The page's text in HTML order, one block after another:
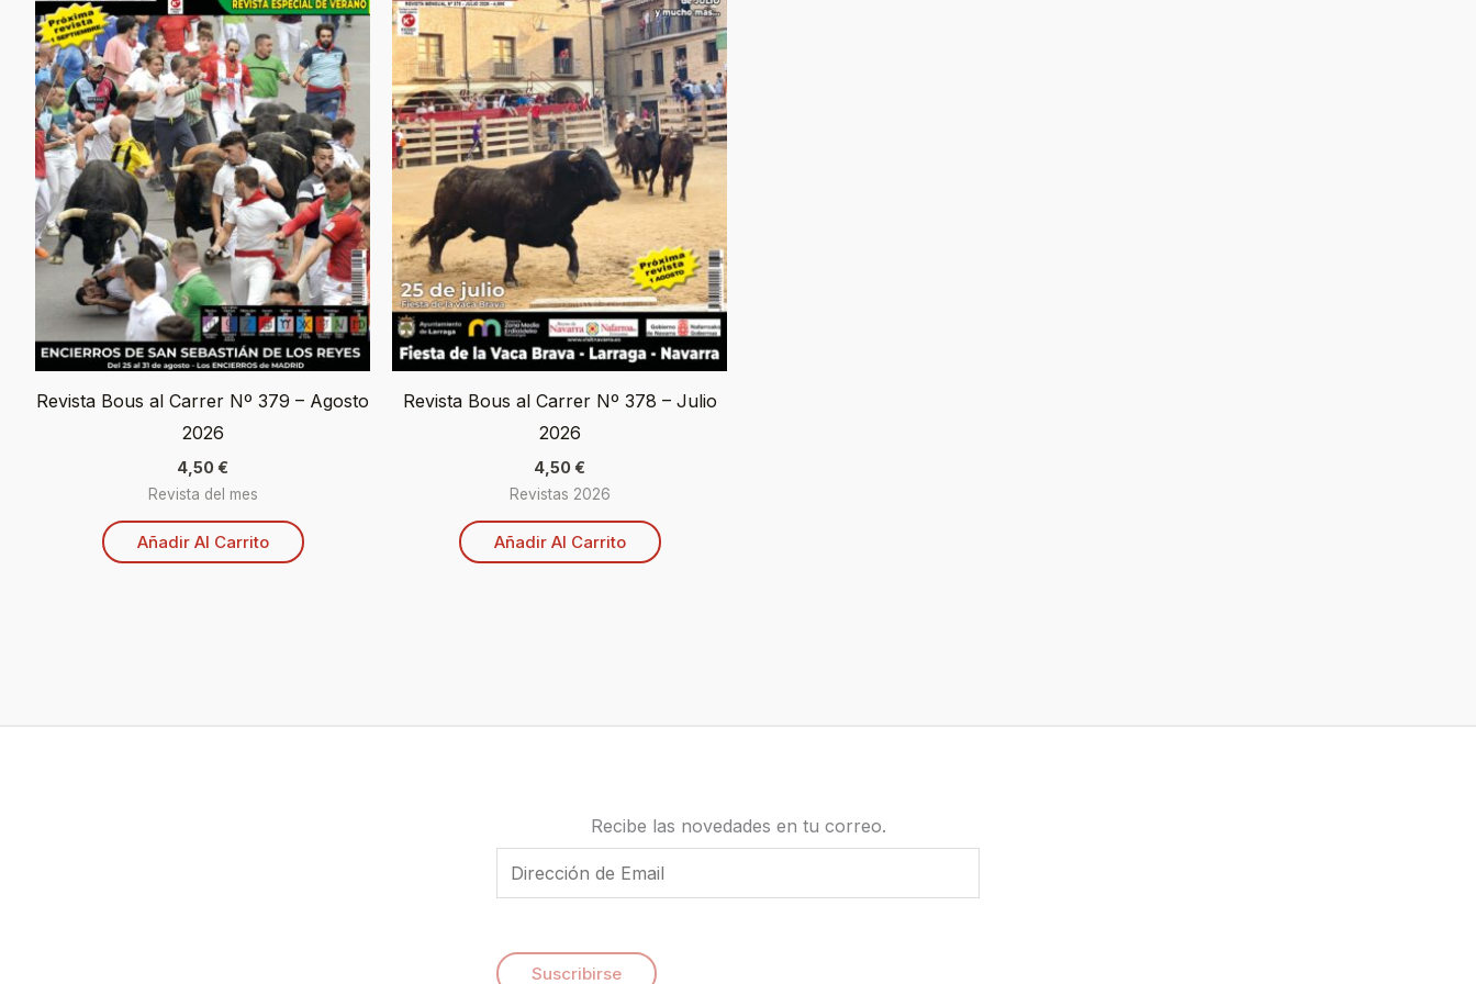
Revista Bous al Carrer Nº 379 – Agosto
2026
4,50€
Revista del mes
Añadir Al Carrito
Revista Bous al Carrer Nº 378 – Julio
2026
4,50€
Revistas 2026
Añadir Al Carrito
Recibe las novedades en tu correo.
m
i
Suscribirse